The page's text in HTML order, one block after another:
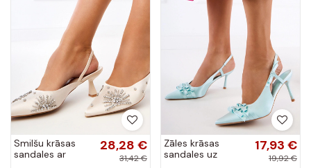
Smilšu krāsas
sandales ar
28,28 €
31,42 €
Zāles krāsas
sandales uz
17,93 €
19,92 €